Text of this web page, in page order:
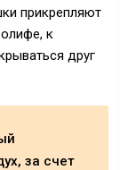
прикрепляют
к
друг
за счет